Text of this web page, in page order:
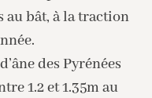
au bât, à la traction
des Pyrénées
1.2 et 1.35m au